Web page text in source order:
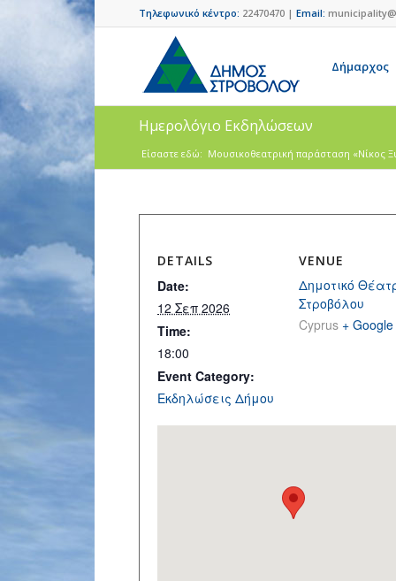
Τηλεφωνικό κέντρο: 22470470 | Email:
Δήμαρχος
Ημερολόγιο Εκδηλώσεων
Είσαστε εδώ: Μουσικοθεατρική παράσταση «Νίκος
DETAILS
Date:
12 Σεπ 2026
Time:
18:00
Event Category:
Εκδηλώσεις Δήμου
VENUE
Δημοτικό
Στροβόλου
Cyprus +